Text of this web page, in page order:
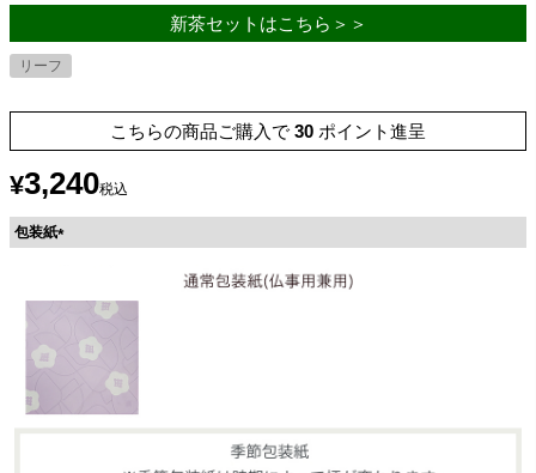
新茶セットはこちら＞＞
リーフ
こちらの商品ご購入で 30 ポイント進呈
¥3,240税込
包装紙
須